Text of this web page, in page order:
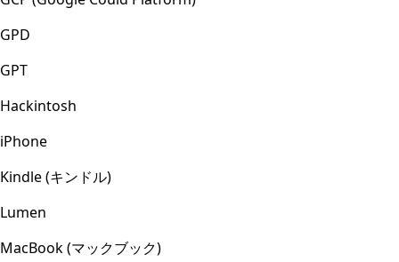
GPD
GPT
Hackintosh
iPhone
Kindle (キンドル)
Lumen
MacBook (マックブック)